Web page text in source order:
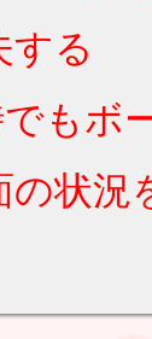
する
もボ
状況